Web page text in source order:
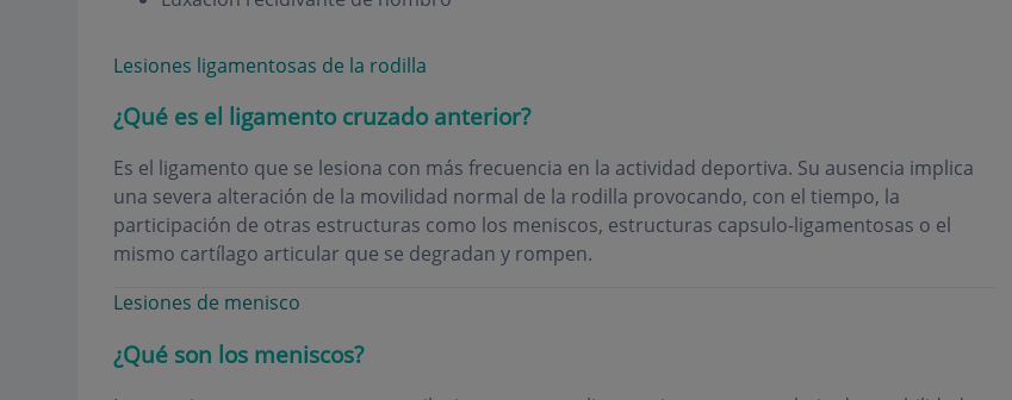
Lesiones ligamentosas de la rodilla
¿Qué es el ligamento cruzado anterior?
Es el ligamento que se lesiona con más frecuencia en la actividad deportiva. Su ausencia implica
una severa alteración de la movilidad normal de la rodilla provocando, con el tiempo, la
participación de otras estructuras como los meniscos, estructuras capsulo-ligamentosas o el
mismo cartílago articular que se degradan y rompen.
Lesiones de menisco
¿Qué son los meniscos?